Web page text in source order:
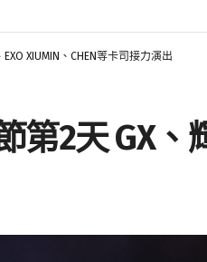
XIUMIN、CHEN等卡司接力演出
第2天 GX、